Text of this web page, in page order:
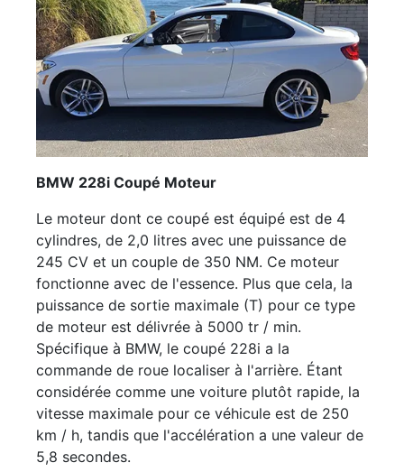
BMW 228i Coupé Moteur
Le moteur dont ce coupé est équipé est de 4
cylindres, de 2,0 litres avec une puissance de
245 CV et un couple de 350 NM. Ce moteur
fonctionne avec de l'essence. Plus que cela, la
puissance de sortie maximale (T) pour ce type
de moteur est délivrée à 5000 tr / min.
Spécifique à BMW, le coupé 228i a la
commande de roue localiser à l'arrière. Étant
considérée comme une voiture plutôt rapide, la
vitesse maximale pour ce véhicule est de 250
km / h, tandis que l'accélération a une valeur de
5,8 secondes.